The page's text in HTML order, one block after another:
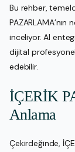
Bu rehber,
inceliyor. AI
dijital
edebilir.
İÇERİK
Anlama
Çekirdeğinde,